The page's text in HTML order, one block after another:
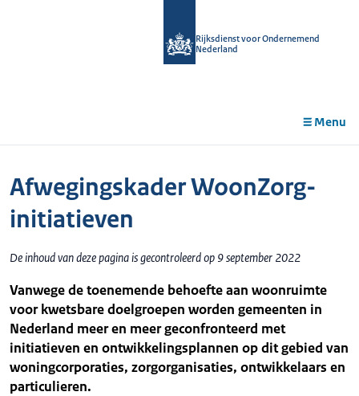
Rijksdienst voor Ondernemend
Nederland
Menu
Afwegingskader WoonZorg-
initiatieven
De inhoud van deze pagina is gecontroleerd op 9 september 2022
Vanwege de toenemende behoefte aan woonruimte
voor kwetsbare doelgroepen worden gemeenten in
Nederland meer en meer geconfronteerd met
initiatieven en ontwikkelingsplannen op dit gebied van
woningcorporaties, zorgorganisaties, ontwikkelaars en
particulieren.